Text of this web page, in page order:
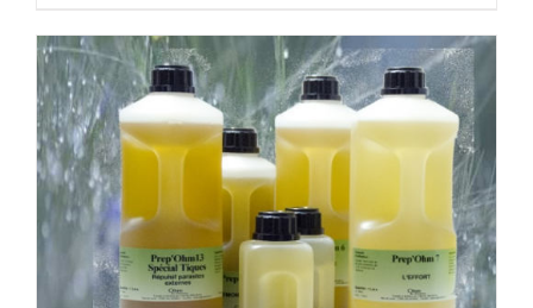
89,80€
a
plusieurs
variations.
Les
options
peuvent
être
choisies
sur
la